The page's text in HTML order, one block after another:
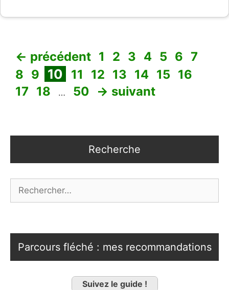
← précédent Page
1 Page
2 Page
3 Page
4 Page
5 Page
6 Page
7
8 Page
9 Page
10 Page
11 Page
12 Page
13 Page
14 Page
15 Page
16
17 Page
18 … Page
50 → suivant
Recherche
Parcours fléché : mes recommandations
Suivez le guide !